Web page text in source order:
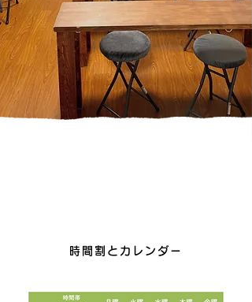
時間割とカレンダー